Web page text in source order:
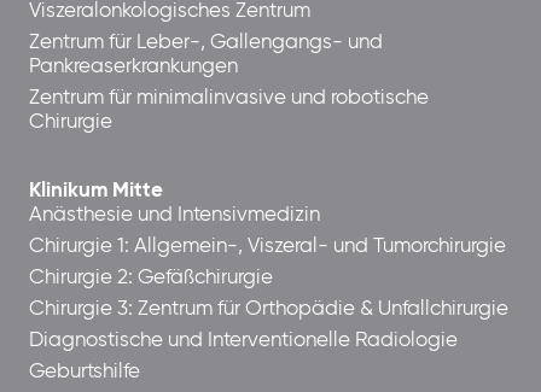
Viszeralonkologisches Zentrum
Zentrum für Leber-, Gallengangs- und
Pankreaserkrankungen
Zentrum für minimalinvasive und robotische
Chirurgie
Klinikum Mitte
Anästhesie und Intensivmedizin
Chirurgie 1: Allgemein-, Viszeral- und Tumorchirurgie
Chirurgie 2: Gefäßchirurgie
Chirurgie 3: Zentrum für Orthopädie & Unfallchirurgie
Diagnostische und Interventionelle Radiologie
Geburtshilfe